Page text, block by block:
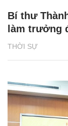
THỜI SỰ
Bí thư
làm trưởng